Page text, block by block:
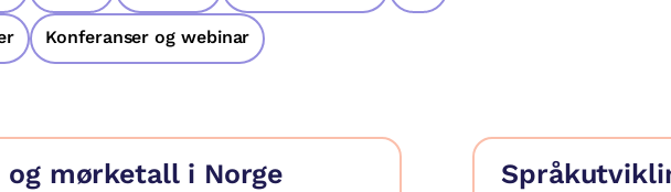
Konferanser og webinar
mørketall i Norge